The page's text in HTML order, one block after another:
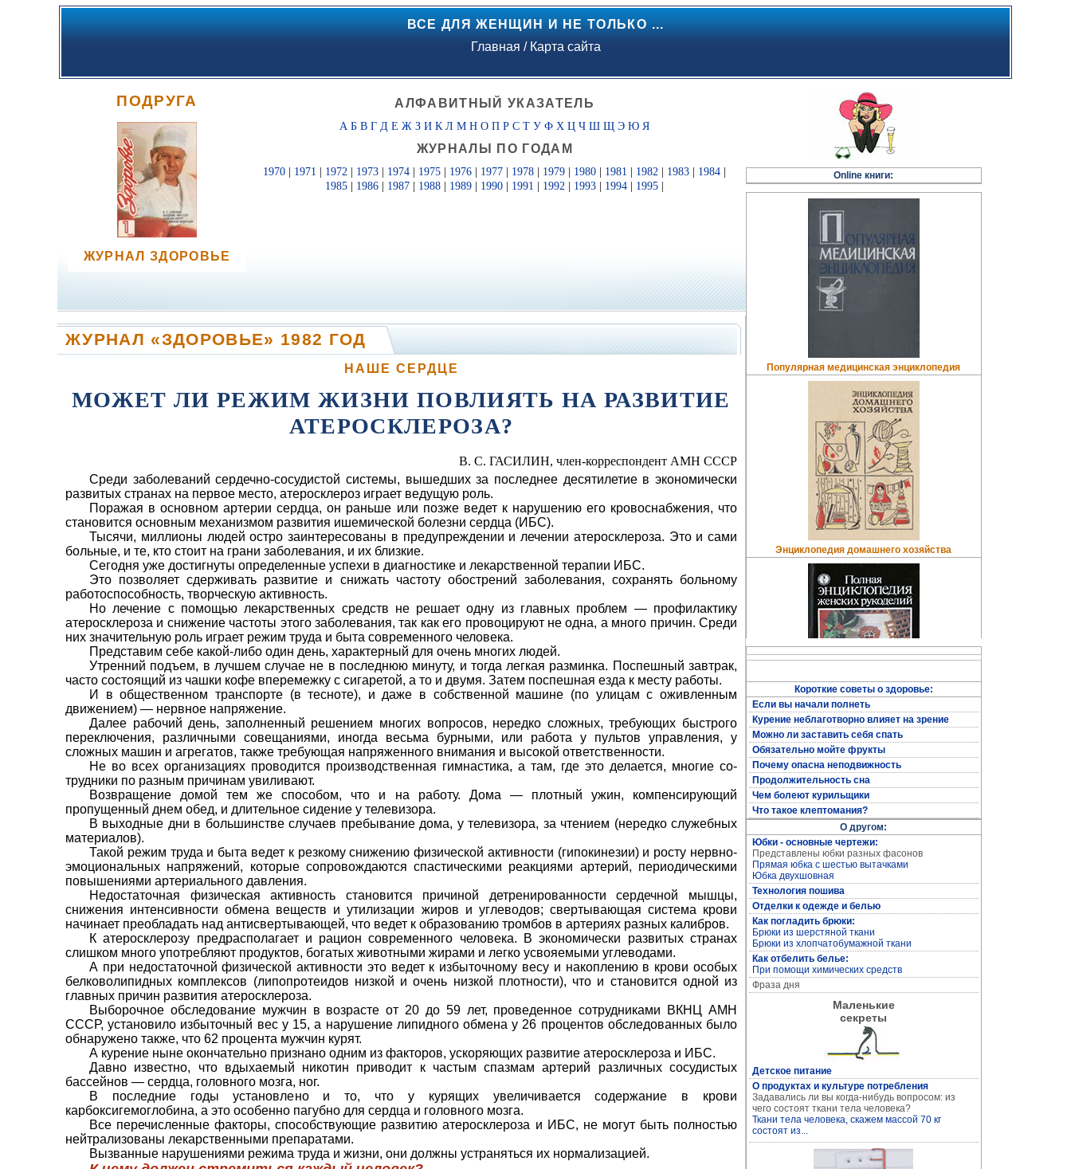
ВСЕ ДЛЯ ЖЕНЩИН И НЕ ТОЛЬКО ...
Главная / Карта сайта
ПОДРУГА
ЖУРНАЛ ЗДОРОВЬЕ
АЛФАВИТНЫЙ УКАЗАТЕЛЬ
А Б В Г Д Е Ж З И К Л М Н О П Р С Т У Ф Х Ц Ч Ш Щ Э Ю Я
ЖУРНАЛЫ ПО ГОДАМ
1970 1971 1972 1973 1974 1975 1976 1977 1978 1979 1980 1981 1982 1983 1984
1985
1986 1987 1988 1989 1990 1991 1992 1993 1994 1995
ЖУРНАЛ «ЗДОРОВЬЕ» 1982 ГОД
НАШЕ СЕРДЦЕ
МОЖЕТ ЛИ РЕЖИМ ЖИЗНИ ПОВЛИЯТЬ НА РАЗВИТИЕ
АТЕРОСКЛЕРОЗА?
В. С. ГАСИЛИН, член-корреспондент АМН СССР
Среди заболеваний сердечно-сосу­дистой системы, вышедших за послед­нее десятилетие в экономически
раз­витых странах на первое место, атеро­склероз играет ведущую роль.
Пора­жая в основном артерии сердца, он раньше или позже ведет к нарушению его кровоснабжения, что
становится основным механизмом развития ише­мической болезни сердца (ИБС).
Тысячи, миллионы людей остро за­интересованы в предупреждении и ле­чении атеросклероза. Это и сами
боль­ные, и те, кто стоит на грани заболева­ния, и их близкие.
Сегодня уже достиг­нуты определенные успехи в диагно­стике и лекарственной терапии ИБС.
Это позволяет сдерживать развитие и снижать частоту обострений заболева­ния, сохранять больному
работоспо­собность, творческую активность.
Но лечение с помощью лекарственных средств не решает одну из главных проблем — профилактику
атероскле­роза и снижение частоты этого заболе­вания, так как его провоцируют не одна, а много причин. Среди
них значи­тельную роль играет режим труда и быта современного человека.
Представим себе какой-либо один день, характерный для очень многих людей.
Утренний подъем, в лучшем случае не в последнюю минуту, и тогда легкая разминка. Поспешный завтрак,
часто состоящий из чашки кофе вперемежку с сигаретой, а то и двумя. Затем поспешная езда к месту работы.
И в общественном транспорте (в тесноте), и даже в собственной машине (по улицам с оживленным
движени­ем) — нервное напряжение.
Далее ра­бочий день, заполненный решением многих вопросов, нередко сложных, требующих быстрого
переключения, различными совещаниями, иногда весьма бурными, или работа у пультов управления, у
сложных машин и аг­регатов, также требующая напряжен­ного внимания и высокой ответственности.
Не во всех организациях проводит­ся производственная гимнастика, а там, где это делается, многие со­
трудники по разным причинам уви­ливают.
Возвращение домой тем же спосо­бом, что и на работу. Дома — плотный ужин, компенсирующий
пропущенный днем обед, и длительное сидение у телевизора.
В выходные дни в большинстве случаев пребывание дома, у телевизо­ра, за чтением (нередко служебных
материалов).
Такой режим труда и быта ведет к резкому снижению физической актив­ности (гипокинезии) и росту нервно­-
эмоциональных напряжений, которые сопровождаются спастическими реак­циями артерий, периодическими
повы­шениями артериального давления.
Недостаточная физическая актив­ность становится причиной детрениро­ванности сердечной мышцы,
снижения интенсивности обмена веществ и ути­лизации жиров и углеводов; свертыва­ющая система крови
начинает преоб­ладать над антисвертывающей, что ведет к образованию тромбов в арте­риях разных калибров.
К атеросклерозу предрасполагает и рацион современного человека. В эко­номически развитых странах
слишком много употребляют продуктов, бога­тых животными жирами и легко усвоя­емыми углеводами.
А при недостаточ­ной физической активности это ведет к избыточному весу и накоплению в крови особых
белковолипидных ком­плексов (липопротеидов низкой и очень низкой плотности), что и стано­вится одной из
главных причин разви­тия атеросклероза.
Выборочное обследование мужчин в возрасте от 20 до 59 лет, проведен­ное сотрудниками ВКНЦ АМН
СССР, установило избыточный вес у 15, а нарушение липидного обмена у 26 процентов обследованных было
обнару­жено также, что 62 процента мужчин курят.
А курение ныне окончательно признано одним из факторов, ускоря­ющих развитие атеросклероза и ИБС.
Давно известно, что вдыхаемый нико­тин приводит к частым спазмам арте­рий различных сосудистых
бассей­нов — сердца, головного мозга, ног.
В последние годы установлено и то, что у курящих увеличивается содержание в крови
карбоксигемоглобина, а это особенно пагубно для сердца и голов­ного мозга.
Все перечисленные факторы, спо­собствующие развитию атеросклероза и ИБС, не могут быть полностью
ней­трализованы лекарственными препа­ратами.
Вызванные нарушениями режима труда и жизни, они должны устраняться их нормализацией.
Online книги:
Популярная медицинская энциклопедия
Энциклопедия домашнего хозяйства
Полная энциклопедия женских рукоделий
Кройка и пошив дома
Устранение дефектов одежды
Короткие советы о здоровье:
Если вы начали полнеть
Курение неблаготворно влияет на зрение
Можно ли заставить себя спать
Обязательно мойте фрукты
Почему опасна неподвижность
Продолжительность сна
Чем болеют курильщики
Что такое клептомания?
О другом:
Юбки - основные чертежи:
Представлены юбки разных фасонов
Прямая юбка с шестью вытачками
Юбка двухшовная
Технология пошива
Отделки к одежде и белью
Как погладить брюки:
Брюки из шерстяной ткани
Брюки из хлопчатобумажной ткани
Как отбелить белье:
При помощи химических средств
Фраза дня
Маленькие
секреты
Детское питание
О продуктах и культуре потребления
Задавались ли вы когда-нибудь вопросом: из
чего состоят ткани тела человека?
Ткани тела человека, скажем массой 70 кг
состоят из...